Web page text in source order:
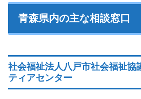
青森県内の主な相談窓口
社会福祉法人八戸市社会福祉協
ティアセンター